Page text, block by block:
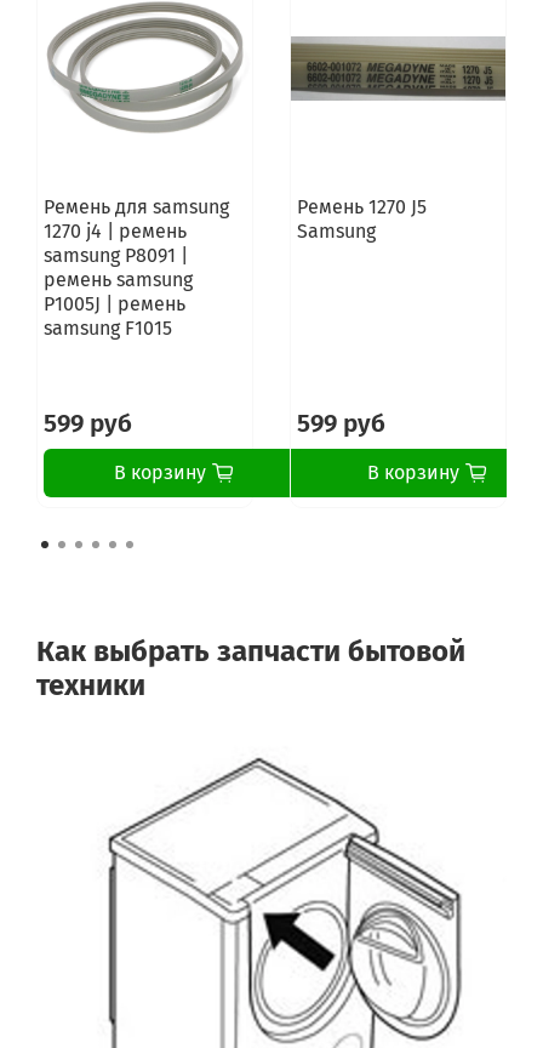
Ремень для samsung
1270 j4 | ремень
samsung P8091 |
ремень samsung
P1005J | ремень
samsung F1015
599 руб
В корзину
Ремень 1270 J5
Samsung
599 руб
В корзину
Как выбрать запчасти бытовой
техники